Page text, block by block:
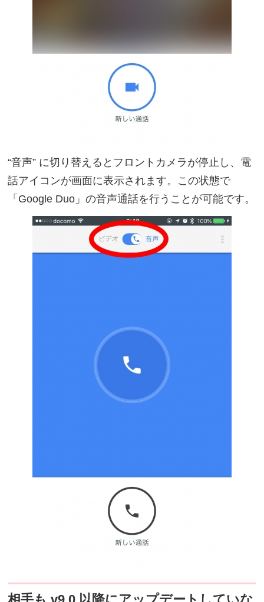
“音声” に切り替えるとフロントカメラが停止し、電
話アイコンが画面に表示されます。この状態で
「Google Duo」の音声通話を行うことが可能です。